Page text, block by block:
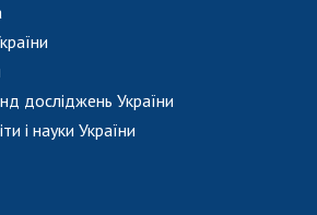
досліджень України
і науки України